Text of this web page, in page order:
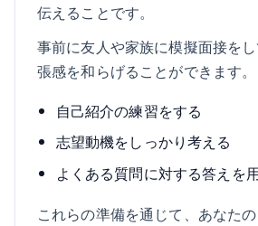
伝えることです。
事前に友人や家族に模擬面接を
張感を和らげることができます。
自己紹介の練習をする
志望動機をしっかり考える
よくある質問に対する答えを
これらの準備を通じて、あなた